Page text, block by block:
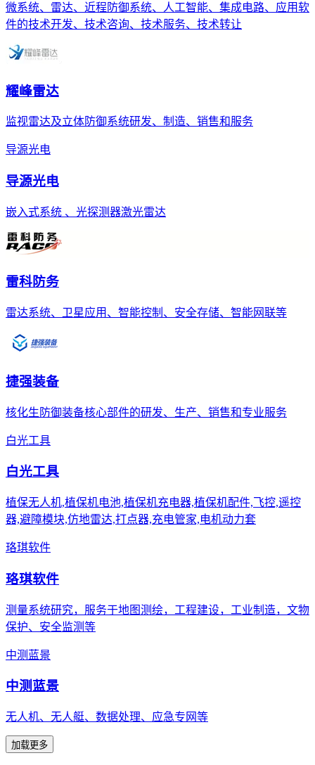
微系统、雷达、近程防御系统、人工智能、集成电路、应用软
件的技术开发、技术咨询、技术服务、技术转让
耀峰雷达
监视雷达及立体防御系统研发、制造、销售和服务
导源光电
导源光电
嵌入式系统 、光探测器激光雷达
雷科防务
雷达系统、卫星应用、智能控制、安全存储、智能网联等
捷强装备
核化生防御装备核心部件的研发、生产、销售和专业服务
白光工具
白光工具
植保无人机,植保机电池,植保机充电器,植保机配件,飞控,遥控
器,避障模块,仿地雷达,打点器,充电管家,电机动力套
珞琪软件
珞琪软件
测量系统研究，服务于地图测绘，工程建设，工业制造，文物
保护、安全监测等
中测蓝景
中测蓝景
无人机、无人艇、数据处理、应急专网等
加载更多